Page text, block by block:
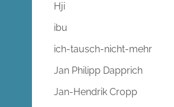
Hji
ibu
ich-tausch-nicht-mehr
Jan Philipp Dapprich
Jan-Hendrik Cropp